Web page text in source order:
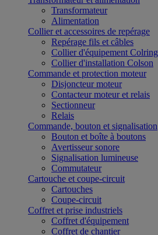
Transformateur
Alimentation
Collier et accessoires de repérage
Repérage fils et câbles
Collier d'équipement Colring
Collier d'installation Colson
Commande et protection moteur
Disjoncteur moteur
Contacteur moteur et relais
Sectionneur
Relais
Commande, bouton et signalisation
Bouton et boîte à boutons
Avertisseur sonore
Signalisation lumineuse
Commutateur
Cartouche et coupe-circuit
Cartouches
Coupe-circuit
Coffret et prise industriels
Coffret d'équipement
Coffret de chantier